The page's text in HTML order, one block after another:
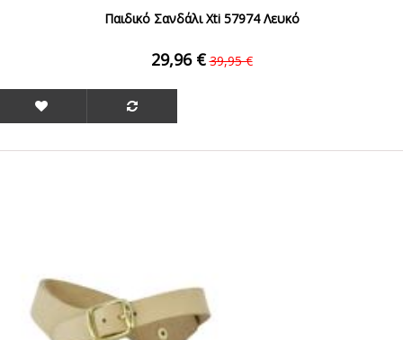
Παιδικό Σανδάλι Xti 57974 Λευκό
29,96 € 39,95 €